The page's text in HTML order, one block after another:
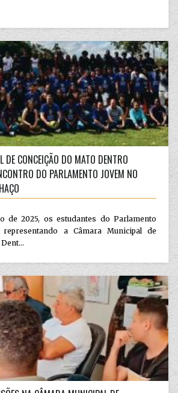
DE CONCEIÇÃO DO MATO DENTRO
DO PARLAMENTO JOVEM NO
de 2025, os estudantes do Parlamento
a Câmara Municipal de